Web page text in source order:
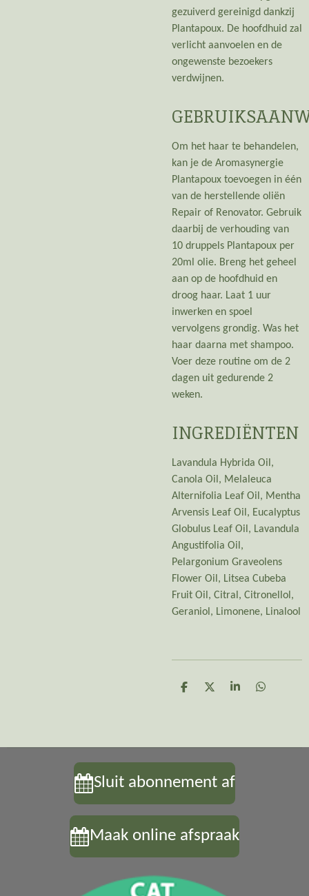
gezuiverd gereinigd dankzij
Plantapoux. De hoofdhuid zal
verlicht aanvoelen en de
ongewenste bezoekers
verdwijnen.
Om het haar te behandelen,
kan je de Aromasynergie
Plantapoux toevoegen in één
van de herstellende oliën
Repair of Renovator. Gebruik
daarbij de verhouding van
10 druppels Plantapoux per
20ml olie. Breng het geheel
aan op de hoofdhuid en
droog haar. Laat 1 uur
inwerken en spoel
vervolgens grondig. Was het
haar daarna met shampoo.
Voer deze routine om de 2
dagen uit gedurende 2
weken.
INGREDIËNTEN
Lavandula Hybrida Oil,
Canola Oil, Melaleuca
Alternifolia Leaf Oil, Mentha
Arvensis Leaf Oil, Eucalyptus
Globulus Leaf Oil, Lavandula
Angustifolia Oil,
Pelargonium Graveolens
Flower Oil, Litsea Cubeba
Fruit Oil, Citral, Citronellol,
Geraniol, Limonene, Linalool
D
D
S
D
Sluit abonnement af
Maak online afspraak